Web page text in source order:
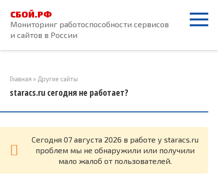
контенту
СБОЙ.РФ
Мониторинг работоспособности сервисов
и сайтов в России
Главная » Другие сайты
staracs.ru сегодня не работает?
Cегодня 07 августа 2026 в работе у staracs.ru
проблем мы не обнаружили или получили
мало жалоб от пользователей.